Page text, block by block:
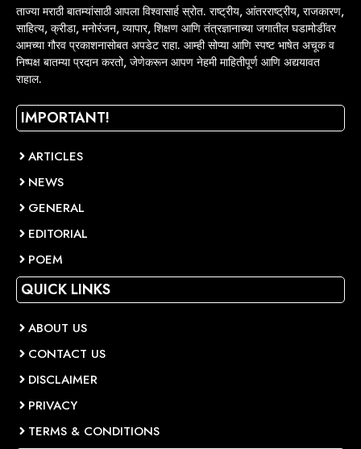
ताज्या मराठी बातम्यांसाठी आपला विश्वासार्ह स्रोत. राष्ट्रीय, आंतरराष्ट्रीय, राजकारण,
साहित्य, क्रीडा, मनोरंजन, व्यापार, शिक्षण आणि तंत्रज्ञानाच्या जगातील घडामोडींवर
आमच्या गौरव प्रकाशनासोबत अपडेट राहा. आम्ही सोप्या आणि स्पष्ट भाषेत अचूक व
निष्पक्ष बातम्या प्रदान करतो, जेणेकरून आपण नेहमी माहितीपूर्ण आणि अद्ययावत
राहाल.
IMPORTANT!
ARTICLES
NEWS
GENERAL
EDITORIAL
POEM
QUICK LINKS
ABOUT US
CONTACT US
DISCLAIMER
PRIVACY
TERMS & CONDITIONS